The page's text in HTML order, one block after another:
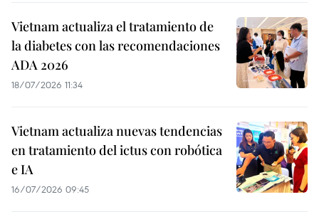
Vietnam actualiza el tratamiento de
la diabetes con las recomendaciones
ADA 2026
18/07/2026 11:34
Vietnam actualiza nuevas tendencias
en tratamiento del ictus con robótica
e IA
16/07/2026 09:45